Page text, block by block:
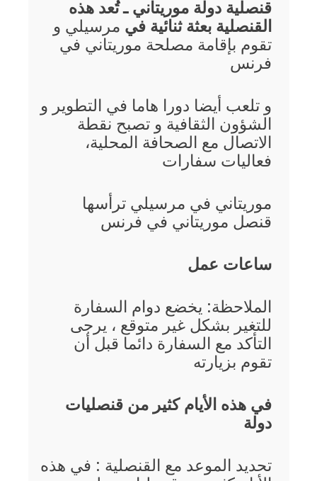
قنصلية دولة موريتاني ـ تُعد هذه
القنصلية بعثة ثنائية في مرسيلي و
تقوم بإقامة مصلحة موريتاني في
فرنس
و تلعب أيضا دورا هاما في التطوير و
الشؤون الثقافية و تصبح نقطة
الاتصال مع الصحافة المحلية،
فعاليات سفارات
موريتاني في مرسيلي ترأسها
قنصل موريتاني في فرنس
ساعات عمل
الملاحظة: يخضع دوام السفارة
للتغير بشكل غير متوقع ، يرجى
التأكد مع السفارة دائما قبل أن
تقوم بزيارته
في هذه الأيام كثير من قنصليات
دولة
تحديد الموعد مع القنصلية : في هذه